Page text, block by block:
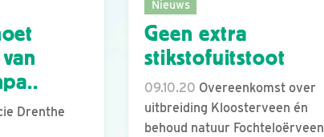
Drenthe
Nieuws
Geen extra
stikstofuitstoot
09.10.20 Overeenkomst over
uitbreiding Kloosterveen én
behoud natuur Fochteloërveen